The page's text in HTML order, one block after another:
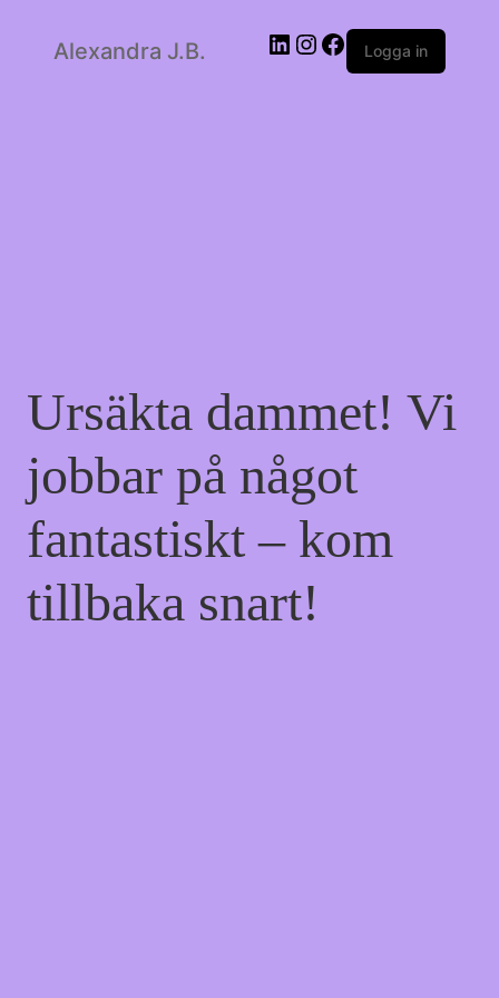
Alexandra J.B. LinkedIn
Instagram
Facebook
Logga in
Ursäkta dammet! Vi
jobbar på något
fantastiskt – kom
tillbaka snart!